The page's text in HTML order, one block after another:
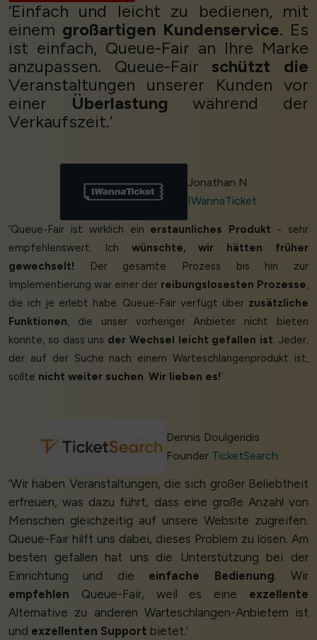
‘Einfach und leicht zu bedienen, mit
einem großartigen Kundenservice. Es
ist einfach, Queue-Fair an Ihre Marke
anzupassen. Queue-Fairschützt die
Veranstaltungen unserer Kunden vor
einer Überlastung während der
Verkaufszeit.’
Jonathan N
IWannaTicket
‘Queue-Fair ist wirklich ein erstaunliches Produkt - sehr
empfehlenswert. Ich wünschte, wir hätten früher
gewechselt! Der gesamte Prozess bis hin zur
Implementierung war einer der reibungslosesten Prozesse,
die ich je erlebt habe. Queue-Fair verfügt über zusätzliche
Funktionen, die unser vorheriger Anbieter nicht bieten
konnte, so dass uns der Wechsel leicht gefallen ist. Jeder,
der auf der Suche nach einem Warteschlangenprodukt ist,
sollte nicht weiter suchen. Wir lieben es!’
Dennis Doulgeridis
Founder TicketSearch
‘Wir haben Veranstaltungen, die sich großer Beliebtheit
erfreuen, was dazu führt, dass eine große Anzahl von
Menschen gleichzeitig auf unsere Website zugreifen.
Queue-Fair hilft uns dabei, dieses Problem zu lösen. Am
besten gefallen hat uns die Unterstützung bei der
Einrichtung und die einfache Bedienung. Wir
empfehlen Queue-Fair, weil es eine exzellente
Alternative zu anderen Warteschlangen-Anbietern ist
und exzellenten Support bietet.’